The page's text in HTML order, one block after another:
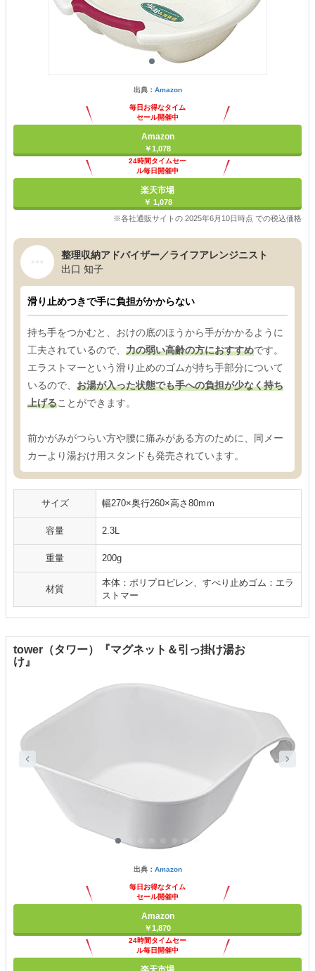
出典： Amazon
毎日お得なタイム
セール開催中
Amazon
￥1,078
24時間タイムセー
ル毎日開催中
楽天市場
￥ 1,078
※各社通販サイトの 2025年6月10日時点 での税込価格
整理収納アドバイザー／ライフアレンジニスト
出口 知子
滑り止めつきで手に負担がかからない
持ち手をつかむと、おけの底のほうから手がかかるように
工夫されているので、 力の弱い高齢の方におすすめです。
エラストマーという滑り止めのゴムが持ち手部分について
いるので、 お湯が入った状態でも手への負担が少なく持ち
上げることができます。
前かがみがつらい方や腰に痛みがある方のために、同メー
カーより湯おけ用スタンドも発売されています。
サイズ 幅270×奥行260×高さ80mｍ
容量 2.3L
重量 200g
材質
本体：ポリプロピレン、すべり止めゴム：エラ
ストマー
tower（タワー）『マグネット＆引っ掛け湯お
け』
出典： Amazon
毎日お得なタイム
セール開催中
Amazon
￥1,870
24時間タイムセー
ル毎日開催中